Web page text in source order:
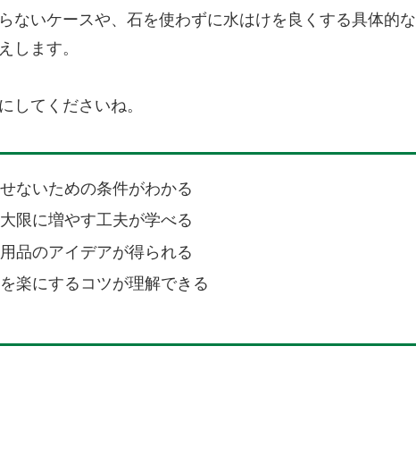
ないケースや、石を使わずに水はけを良くする具体的な
します。
してくださいね。
ないための条件がわかる
限に増やす工夫が学べる
品のアイデアが得られる
楽にするコツが理解できる